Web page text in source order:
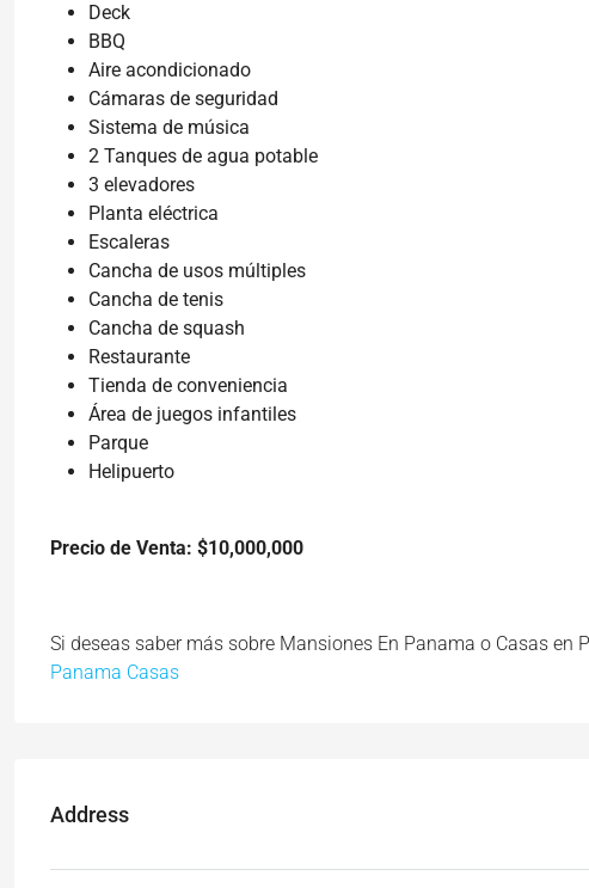
Deck
BBQ
Aire acondicionado
Cámaras de seguridad
Sistema de música
2 Tanques de agua potable
3 elevadores
Planta eléctrica
Escaleras
Cancha de usos múltiples
Cancha de tenis
Cancha de squash
Restaurante
Tienda de conveniencia
Área de juegos infantiles
Parque
Helipuerto
Precio de Venta: $10,000,000
Si deseas saber más sobre Mansiones En Panama o Casas en
Panama Casas
Address